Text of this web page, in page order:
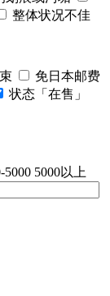
整体状况不佳
免日本邮费
状态「在售」
5000 5000以上